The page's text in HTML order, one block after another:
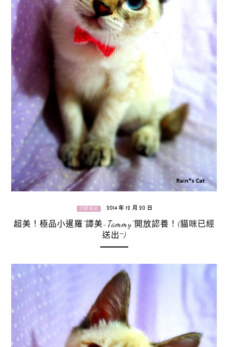
已經送出 2014 年 12 月 20 日
超美！極品小暹羅“譚美-Tammy”開放認養！(貓咪已經
送出^^)